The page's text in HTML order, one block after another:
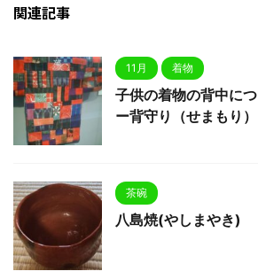
関連記事
11月 着物
子供の着物の背中に
ー背守り（せまもり）
茶碗
八島焼(やしまやき)